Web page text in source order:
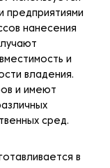
предприятиями
нанесения
и
владения.
и имеют
сред.
в